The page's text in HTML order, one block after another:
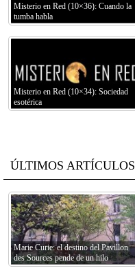
Misterio en Red (10×36): Cuando la
tumba habla
Misterio en Red (10×34): Sociedad
esotérica
ÚLTIMOS ARTÍCULOS
Marie Curie: el destino del Pavillon
des Sources pende de un hilo